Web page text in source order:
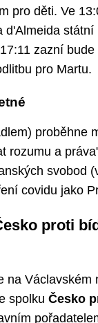
pro děti. Ve
státní
zazní
pro Martu.
proběhne
rozumu a
svobod
covidu jako
proti
na Václavském
spolku Česko